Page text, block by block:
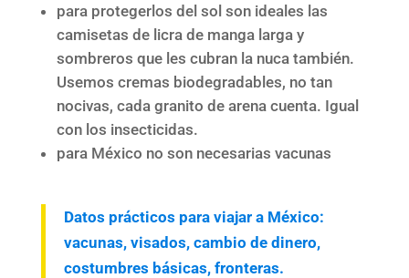
para protegerlos del sol son ideales las
camisetas de licra de manga larga y
sombreros que les cubran la nuca también.
Usemos cremas biodegradables, no tan
nocivas, cada granito de arena cuenta. Igual
con los insecticidas.
para México no son necesarias vacunas
Datos prácticos para viajar a México:
vacunas, visados, cambio de dinero,
costumbres básicas, fronteras.